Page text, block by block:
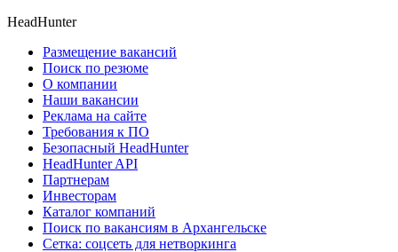
HeadHunter
Размещение вакансий
Поиск по резюме
О компании
Наши вакансии
Реклама на сайте
Требования к ПО
Безопасный HeadHunter
HeadHunter API
Партнерам
Инвесторам
Каталог компаний
Поиск по вакансиям в Архангельске
Сетка: соцсеть для нетворкинга